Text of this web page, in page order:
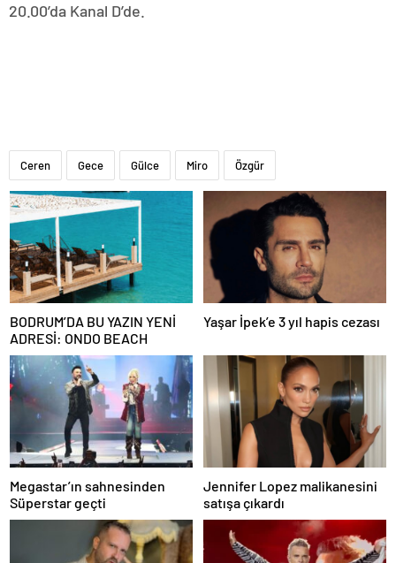
20.00’da Kanal D’de.
Ceren Gece Gülce Miro Özgür
BODRUM’DA BU YAZIN YENİ
ADRESİ: ONDO BEACH
Yaşar İpek’e 3 yıl hapis cezası
Megastar’ın sahnesinden
Süperstar geçti
Jennifer Lopez malikanesini
satışa çıkardı